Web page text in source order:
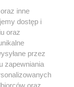
inne
dostęp i
oraz
przez
zapewniania
oraz